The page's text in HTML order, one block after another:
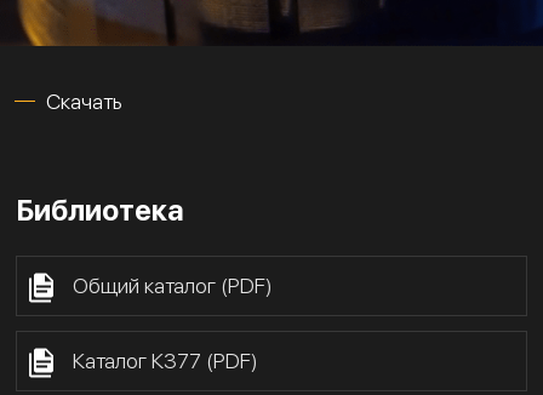
Скачать
Библиотека
Общий каталог (PDF)
Каталог К377 (PDF)